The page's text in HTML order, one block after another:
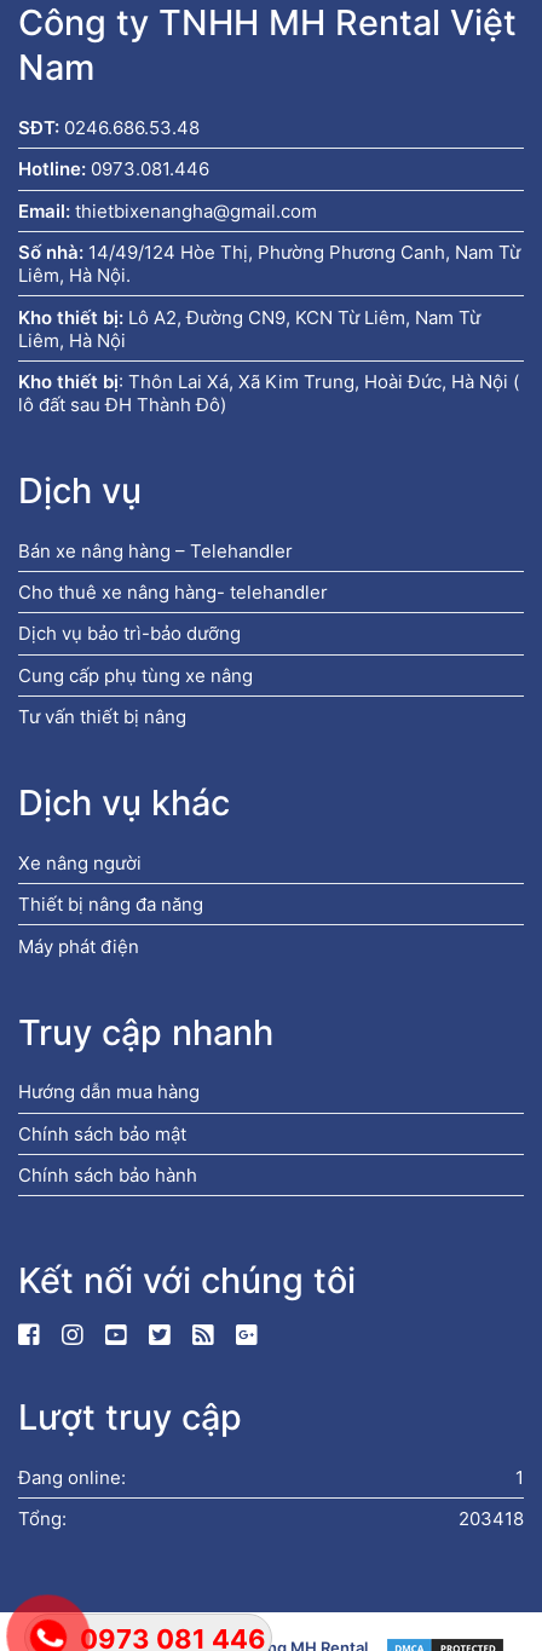
0973 081 446
Công ty TNHH MH Rental Việt
Nam
SĐT: 0246.686.53.48
Hotline: 0973.081.446
Email: thietbixenangha@gmail.com
Số nhà: 14/49/124 Hòe Thị, Phường Phương Canh, Nam Từ
Liêm, Hà Nội.
Kho thiết bị: Lô A2, Đường CN9, KCN Từ Liêm, Nam Từ
Liêm, Hà Nội
Kho thiết bị: Thôn Lai Xá, Xã Kim Trung, Hoài Đức, Hà Nội (
lô đất sau ĐH Thành Đô)
Dịch vụ
Bán xe nâng hàng – Telehandler
Cho thuê xe nâng hàng- telehandler
Dịch vụ bảo trì-bảo dưỡng
Cung cấp phụ tùng xe nâng
Tư vấn thiết bị nâng
Dịch vụ khác
Xe nâng người
Thiết bị nâng đa năng
Máy phát điện
Truy cập nhanh
Hướng dẫn mua hàng
Chính sách bảo mật
Chính sách bảo hành
Kết nối với chúng tôi
Lượt truy cập
1
Đang online:
203418
Tổng: